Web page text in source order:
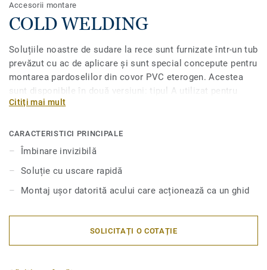
Accesorii montare
COLD WELDING
Soluțiile noastre de sudare la rece sunt furnizate într-un tub
prevăzut cu ac de aplicare și sunt special concepute pentru
montarea pardoselilor din covor PVC eterogen. Acestea
sunt disponibile în două versiuni: tipul A utilizat pentru
sudarea rolelor suprapuse prin tăiere dublă, și tipul C,
4,0 mm.
Citiți mai mult
CARACTERISTICI PRINCIPALE
Îmbinare invizibilă
Soluție cu uscare rapidă
Montaj ușor datorită acului care acționează ca un ghid
SOLICITAȚI O COTAȚIE